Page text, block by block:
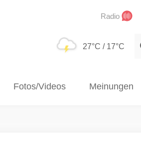
Radio
27°C / 17°C
Fotos/Videos Meinungen